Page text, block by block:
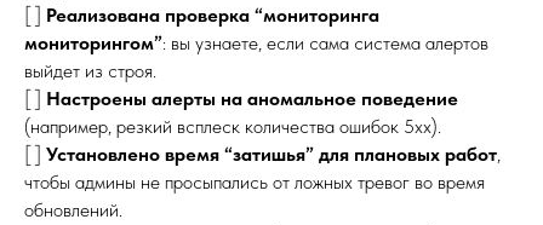
[ ] Реализована проверка “мониторинга
мониторингом”: вы узнаете, если сама система алертов
выйдет из строя.
[ ] Настроены алерты на аномальное поведение
(например, резкий всплеск количества ошибок 5xx).
[ ] Установлено время “затишья” для плановых работ,
чтобы админы не просыпались от ложных тревог во время
обновлений.